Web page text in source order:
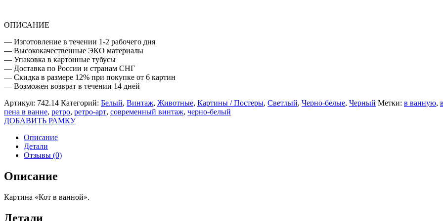
ОПИСАНИЕ
— Изготовление в течении 1-2 рабочего дня
— Высококачественные ЭКО материалы
— Упаковка в картонные тубусы
— Доставка по России и странам СНГ
— Скидка в размере 12% при покупке от 6 картин
— Возможен возврат в течении 14 дней
Артикул: 742.14 Категорий: Белый, Винтаж, Животные, Картины / Постеры, Светлый, Черно-белые, Черный Метки: в ванную,
пена в ванне, ретро, ретро-арт, современный винтаж, черно-белый
ДОБАВИТЬ РАМКУ
Описание
Детали
Отзывы (0)
Описание
Картина «Кот в ванной».
Детали